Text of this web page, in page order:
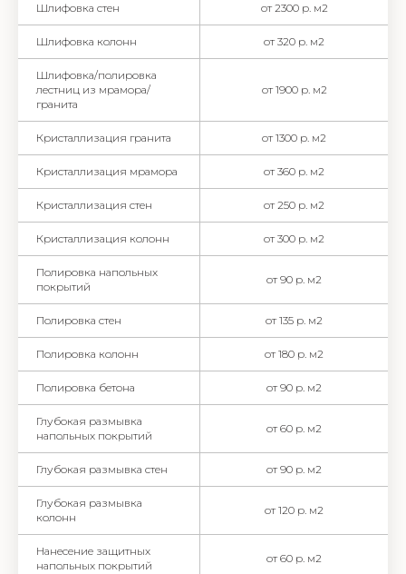
Шлифовка стен от 2300 р. м2
Шлифовка колонн от 320 р. м2
Шлифовка/полировка
лестниц из мрамора/
гранита
от 1900 р. м2
Кристаллизация гранита от 1300 р. м2
Кристаллизация мрамора от 360 р. м2
Кристаллизация стен от 250 р. м2
Кристаллизация колонн от 300 р. м2
Полировка напольных
покрытий
от 90 р. м2
Полировка стен от 135 р. м2
Полировка колонн от 180 р. м2
Полировка бетона от 90 р. м2
Глубокая размывка
напольных покрытий
от 60 р. м2
Глубокая размывка стен от 90 р. м2
Глубокая размывка
колонн
от 120 р. м2
Нанесение защитных
напольных покрытий
от 60 р. м2